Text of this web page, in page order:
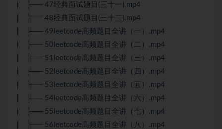
│ ├── 47经典面试题目(三十一).mp4
│ ├── 48经典面试题目(三十二).mp4
│ ├── 49leetcode高频题目全讲（一）.mp4
│ ├── 50leetcode高频题目全讲（二）.mp4
│ ├── 51leetcode高频题目全讲（三）.mp4
│ ├── 52leetcode高频题目全讲（四）.mp4
│ ├── 53leetcode高频题目全讲（五）.mp4
│ ├── 54leetcode高频题目全讲（六）.mp4
│ ├── 55leetcode高频题目全讲（七）.mp4
│ ├── 56leetcode高频题目全讲（八）.mp4